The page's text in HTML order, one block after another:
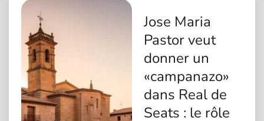
Jose Maria
Pastor veut
donner un
«campanazo»
dans Real de
Seats : le rôle